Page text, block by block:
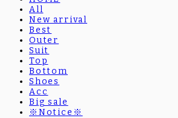
All
New arrival
Best
Outer
Suit
Top
Bottom
Shoes
Acc
Big sale
※Notice※